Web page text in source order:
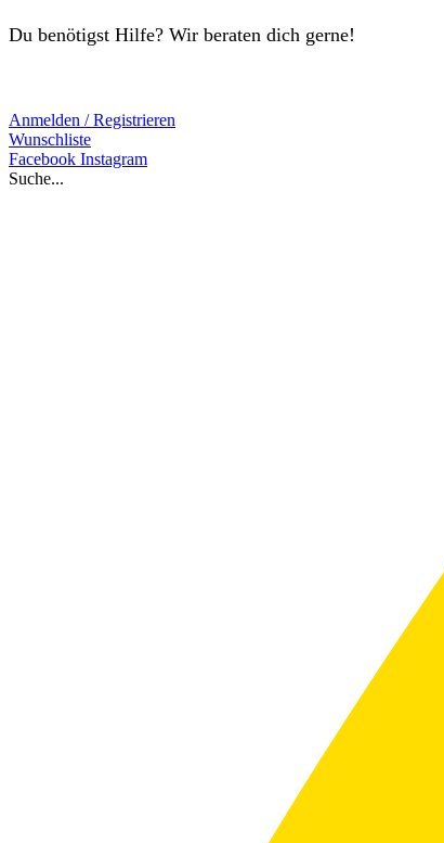
Du benötigst Hilfe? Wir beraten dich gerne!
Anmelden / Registrieren
Wunschliste
Facebook Instagram
Suche...